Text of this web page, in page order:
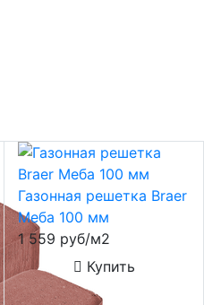
Газонная решетка Braer
Меба 100 мм
1 559 руб/м2
Купить